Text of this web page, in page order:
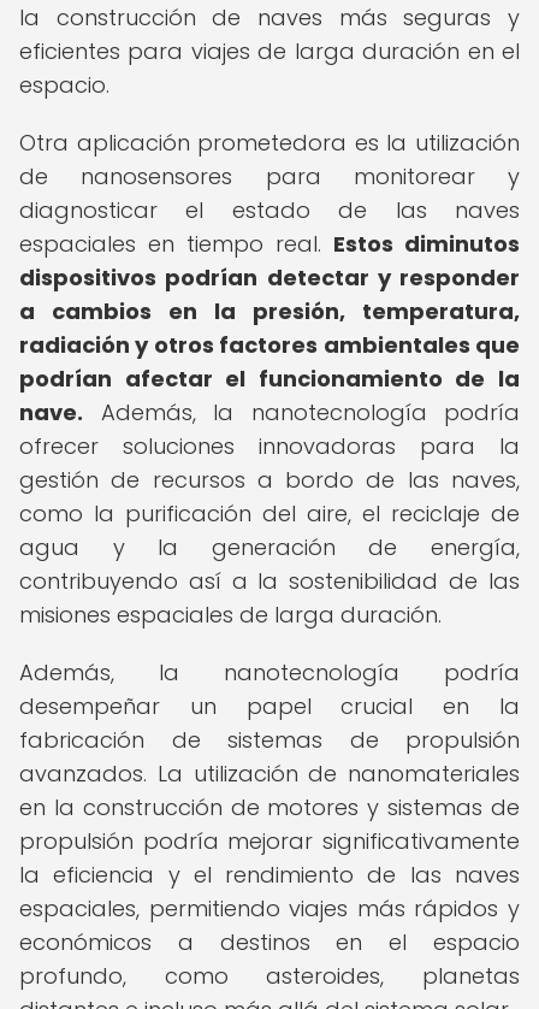
la construcción de naves más seguras y
eficientes para viajes de larga duración en el
espacio.
Otra aplicación prometedora es la utilización
de nanosensores para monitorear y
diagnosticar el estado de las naves
espaciales en tiempo real. Estos diminutos
dispositivos podrían detectar y responder
a cambios en la presión, temperatura,
radiación y otros factores ambientales que
podrían afectar el funcionamiento de la
nave. Además, la nanotecnología podría
ofrecer soluciones innovadoras para la
gestión de recursos a bordo de las naves,
como la purificación del aire, el reciclaje de
agua y la generación de energía,
contribuyendo así a la sostenibilidad de las
misiones espaciales de larga duración.
Además, la nanotecnología podría
desempeñar un papel crucial en la
fabricación de sistemas de propulsión
avanzados. La utilización de nanomateriales
en la construcción de motores y sistemas de
propulsión podría mejorar significativamente
la eficiencia y el rendimiento de las naves
espaciales, permitiendo viajes más rápidos y
económicos a destinos en el espacio
profundo, como asteroides, planetas